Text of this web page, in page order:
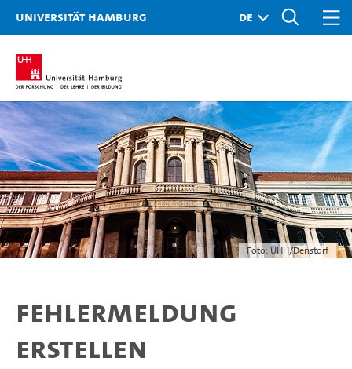
Universität Hamburg
Foto: UHH/Denstorf
Fehlermeldung
erstellen